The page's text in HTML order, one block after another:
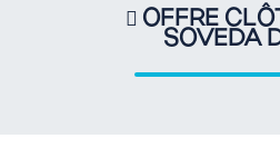
OFFRE
SOVEDA